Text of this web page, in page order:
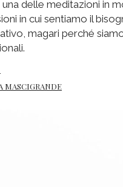
una delle meditazioni in
in cui sentiamo il
magari perché
MASCIGRANDE